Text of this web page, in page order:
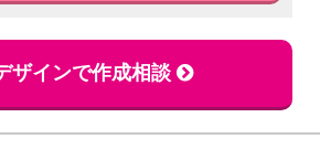
ザインで作成相談